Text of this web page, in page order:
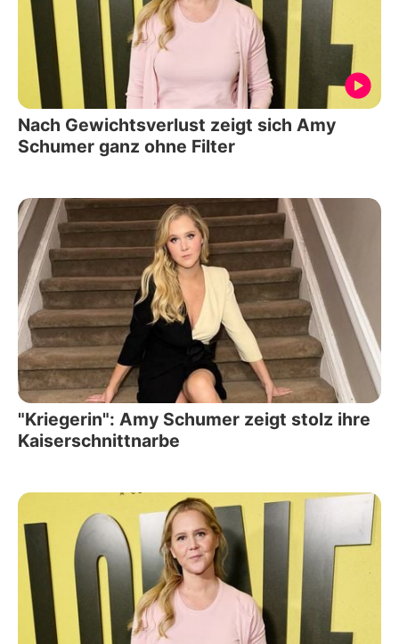
Nach Gewichtsverlust zeigt sich Amy
Schumer ganz ohne Filter
"Kriegerin": Amy Schumer zeigt stolz ihre
Kaiserschnittnarbe